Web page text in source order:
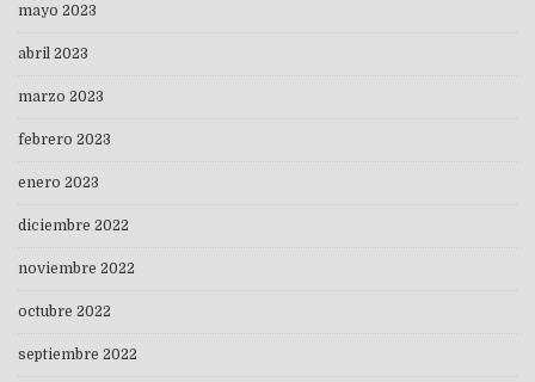
mayo 2023
abril 2023
marzo 2023
febrero 2023
enero 2023
diciembre 2022
noviembre 2022
octubre 2022
septiembre 2022